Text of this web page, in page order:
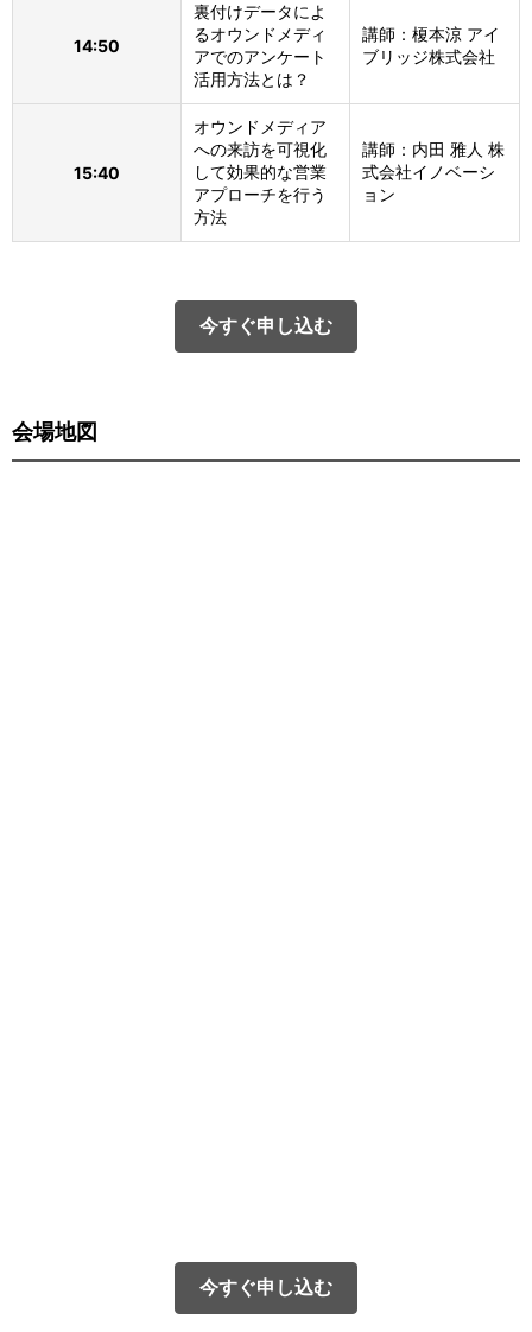
14:50
裏付けデータによ
るオウンドメディ
アでのアンケート
活用方法とは？
講師：榎本涼 アイ
ブリッジ株式会社
15:40
オウンドメディア
への来訪を可視化
して効果的な営業
アプローチを行う
方法
講師：内田 雅人 株
式会社イノベーシ
ョン
今すぐ申し込む
会場地図
今すぐ申し込む